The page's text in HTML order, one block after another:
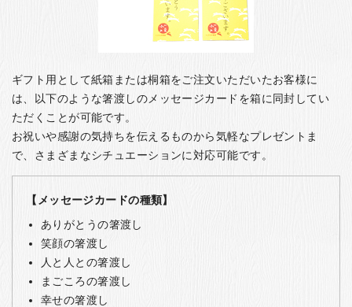
ギフト用として紙箱または桐箱をご注文いただいたお客様に
は、以下のような箸渡しのメッセージカードを箱に同封してい
ただくことが可能です。
お祝いや感謝の気持ちを伝えるものから気軽なプレゼントま
で、さまざまなシチュエーションに対応可能です。
【メッセージカードの種類】
ありがとうの箸渡し
笑顔の箸渡し
人と人との箸渡し
まごころの箸渡し
幸せの箸渡し